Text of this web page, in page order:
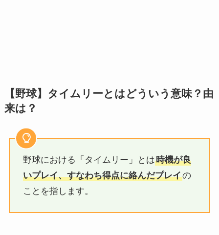
【野球】タイムリーとはどういう意味？由
来は？
野球における「タイムリー」とは時機が良
いプレイ、すなわち得点に絡んだプレイの
ことを指します。